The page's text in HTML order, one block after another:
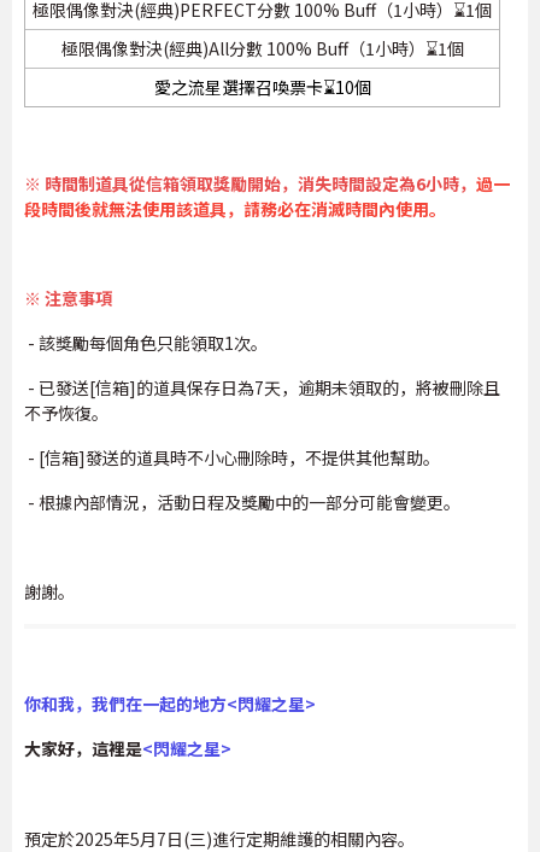
極限偶像對決(經典)PERFECT分數 100% Buff（1小時）⌛1個
極限偶像對決(經典)All分數 100% Buff（1小時）⌛1個
愛之流星選擇召喚票卡⌛10個
※ 時間制道具從信箱領取獎勵開始，消失時間設定為6小時， 過一
段時間後就無法使用該道具，請務必在消滅時間內使用。
※ 注意事項
- 該獎勵每個角色只能領取1次。
- 已發送[信箱]的道具保存日為7天，逾期未領取的，將被刪除且
不予恢復。
- [信箱]發送的道具時不小心刪除時，不提供其他幫助。
- 根據內部情況，活動日程及獎勵中的一部分可能會變更。
謝謝。
你和我，我們在一起的地方<閃耀之星>
大家好，這裡是<閃耀之星>
預定於2025年5月7日(三)進行定期維護的相關內容。